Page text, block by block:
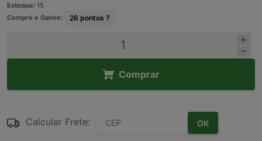
Estoque: 15
Compre e Ganhe:
26 pontos ?
Comprar
Calcular Frete: OK